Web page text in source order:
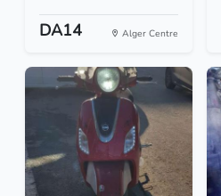
DA14 Alger Centre